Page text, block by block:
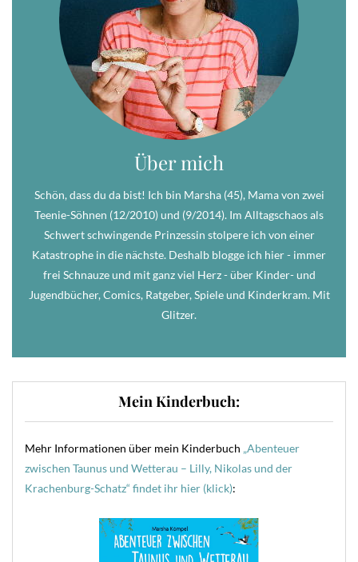
Über mich
Schön, dass du da bist! Ich bin Marsha (45), Mama von zwei
Teenie-Söhnen (12/2010) und (9/2014). Im Alltagschaos als
Schwert schwingende Prinzessin stolpere ich von einer
Katastrophe in die nächste. Deshalb blogge ich hier - immer
frei Schnauze und mit ganz viel Herz - über Kinder- und
Jugendbücher, Comics, Ratgeber, Spiele und Kinderkram. Mit
Glitzer.
Mein Kinderbuch:
Mehr Informationen über mein Kinderbuch „Abenteuer
zwischen Taunus und Wetterau – Lilly, Nikolas und der
Krachenburg-Schatz“ findet ihr hier (klick):